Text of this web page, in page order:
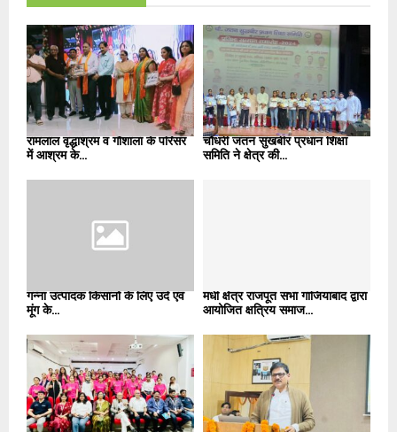
रामलाल वृद्धाश्रम व गौशाला के परिसर
में आश्रम के...
चौधरी जतन सुखबीर प्रधान शिक्षा
समिति ने क्षेत्र की...
गन्ना उत्पादक किसानों के लिए उर्द एवं
मूंग के...
मधी क्षेत्र राजपूत सभा गाजियाबाद द्वारा
आयोजित क्षत्रिय समाज...